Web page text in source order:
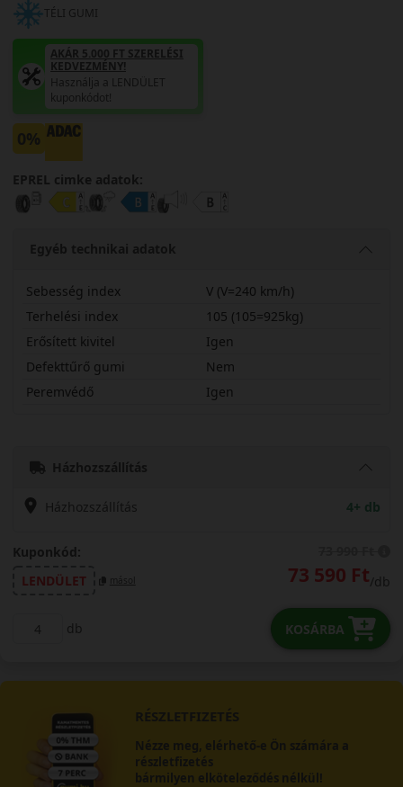
TÉLI GUMI
AKÁR 5.000 FT SZERELÉSI
KEDVEZMÉNY!
Használja a LENDÜLET
kuponkódot!
0%
EPREL cimke adatok:
Egyéb technikai adatok
Sebesség index
V (V=240 km/h)
Terhelési index
105 (105=925kg)
Erősített kivitel
Igen
Defekttűrő gumi
Nem
Peremvédő
Igen
Házhozszállítás
Házhozszállítás 4+ db
Kuponkód:
LENDÜLET
másol 73 590 Ft/db
db KOSÁRBA
RÉSZLETFIZETÉS
Nézze meg, elérhető-e Ön számára a
részletfizetés
bármilyen elköteleződés nélkül!